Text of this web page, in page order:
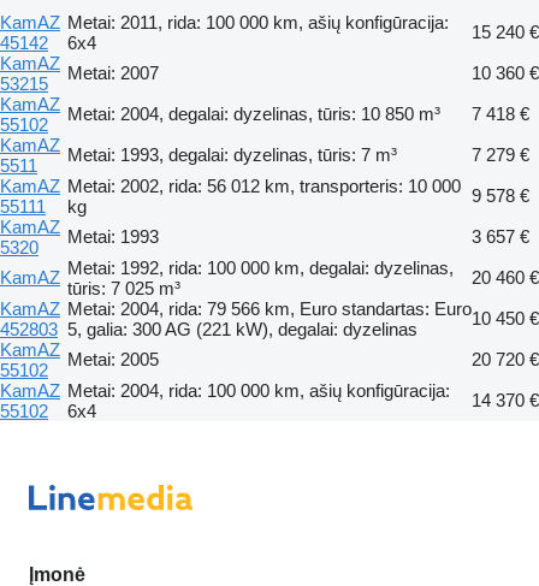
KamAZ
45142
Metai: 2011, rida: 100 000 km, ašių konfigūracija:
6x4
15 240 €
KamAZ
53215
Metai: 2007
10 360 €
KamAZ
55102
Metai: 2004, degalai: dyzelinas, tūris: 10 850 m³
7 418 €
KamAZ
5511
Metai: 1993, degalai: dyzelinas, tūris: 7 m³
7 279 €
KamAZ
55111
Metai: 2002, rida: 56 012 km, transporteris: 10 000
kg
9 578 €
KamAZ
5320
Metai: 1993
3 657 €
KamAZ Metai: 1992, rida: 100 000 km, degalai: dyzelinas,
tūris: 7 025 m³
20 460 €
KamAZ
452803
Metai: 2004, rida: 79 566 km, Euro standartas: Euro
5, galia: 300 AG (221 kW), degalai: dyzelinas
10 450 €
KamAZ
55102
Metai: 2005
20 720 €
KamAZ
55102
Metai: 2004, rida: 100 000 km, ašių konfigūracija:
6x4
14 370 €
Įmonė